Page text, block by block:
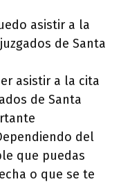
asistir a la
de Santa
asistir a la cita
de Santa
del
que puedas
o que se te